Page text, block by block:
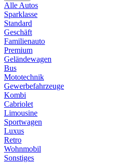
Alle Autos
Sparklasse
Standard
Geschäft
Familienauto
Premium
Geländewagen
Bus
Mototechnik
Gewerbefahrzeuge
Kombi
Cabriolet
Limousine
Sportwagen
Luxus
Retro
Wohnmobil
Sonstiges